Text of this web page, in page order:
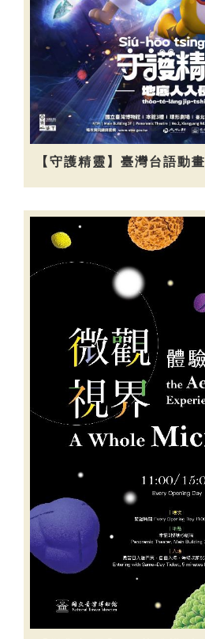
【守護精靈】臺灣台語動畫